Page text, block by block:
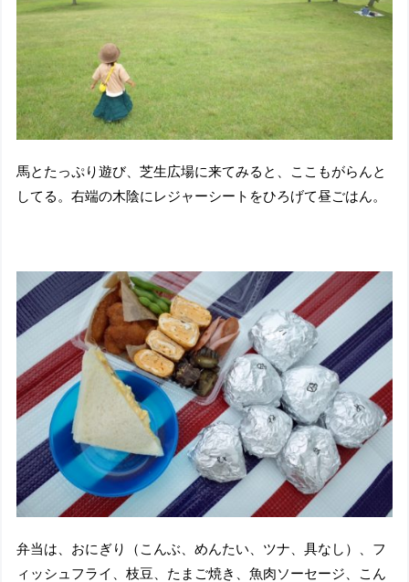
馬とたっぷり遊び、芝生広場に来てみると、ここもがらんと
してる。右端の木陰にレジャーシートをひろげて昼ごはん。
弁当は、おにぎり（こんぶ、めんたい、ツナ、具なし）、フ
ィッシュフライ、枝豆、たまご焼き、魚肉ソーセージ、こん